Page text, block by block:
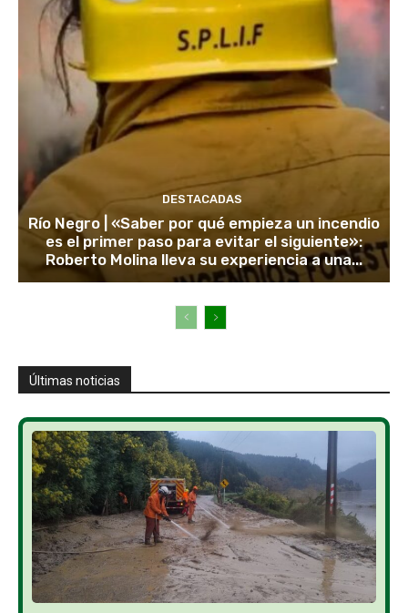
DESTACADAS
Río Negro | «Saber por qué empieza un incendio
es el primer paso para evitar el siguiente»:
Roberto Molina lleva su experiencia a una...
Últimas noticias